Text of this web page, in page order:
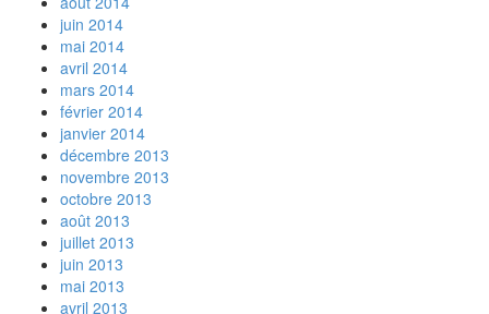
juin 2014
mai 2014
avril 2014
mars 2014
février 2014
janvier 2014
décembre 2013
novembre 2013
octobre 2013
août 2013
juillet 2013
juin 2013
mai 2013
avril 2013